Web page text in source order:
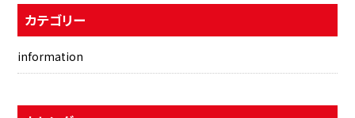
カテゴリー
information